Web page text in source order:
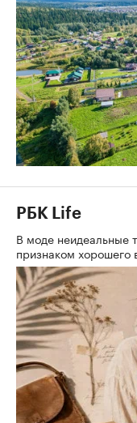
РБК Life
В моде неидеальные
признаком хорошего